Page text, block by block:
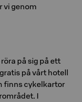
vi genom
på sig på ett
på vårt hotell
finns cykelkartor
I